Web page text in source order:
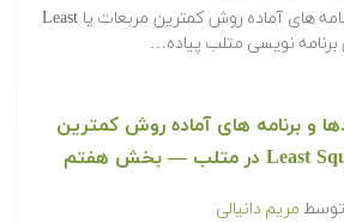
‫در ادامه کدها و برنامه های آماده روش کمترین مربعات یا Least
و برنامه های آماده روش کمترین
توسط مریم دانیالی